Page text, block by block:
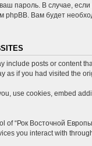
пароль. В случае,
Вам будет
include posts or content
as if you had visited the
use cookies, embed
of “Рок Восточной
you interact with